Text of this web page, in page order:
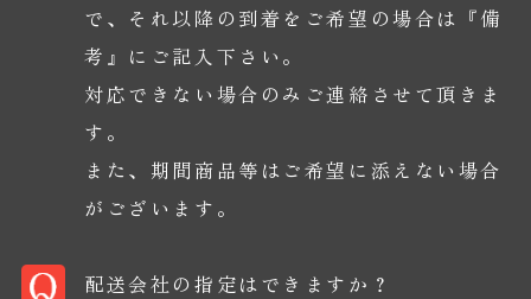
で、それ以降の到着をご希望の場合は『備
考』にご記入下さい。
対応できない場合のみご連絡させて頂きま
す。
また、期間商品等はご希望に添えない場合
がございます。
配送会社の指定はできますか？